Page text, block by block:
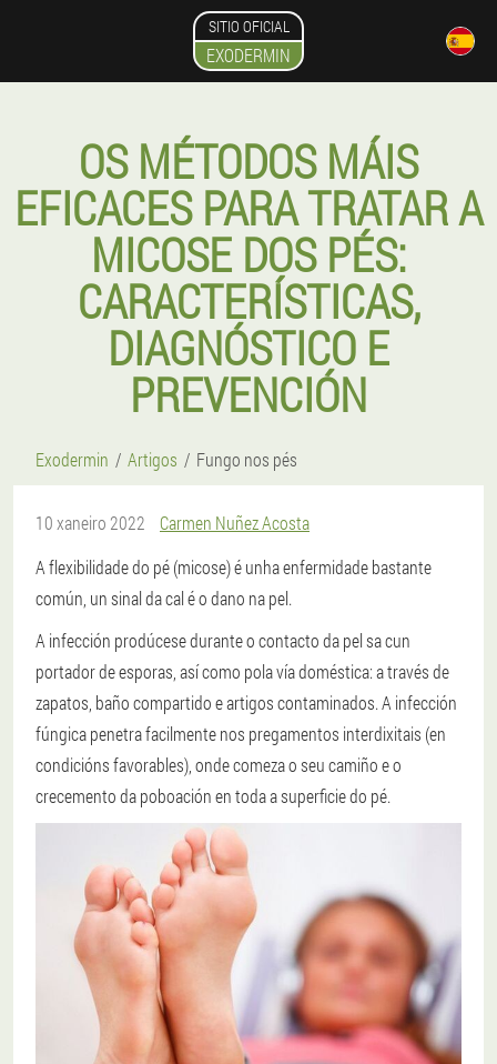
SITIO OFICIAL
EXODERMIN
OS MÉTODOS MÁIS
EFICACES PARA TRATAR A
MICOSE DOS PÉS:
CARACTERÍSTICAS,
DIAGNÓSTICO E
PREVENCIÓN
Exodermin Artigos Fungo nos pés
10 xaneiro 2022
Carmen Nuñez Acosta
A flexibilidade do pé (micose) é unha enfermidade bastante
común, un sinal da cal é o dano na pel.
A infección prodúcese durante o contacto da pel sa cun
portador de esporas, así como pola vía doméstica: a través de
zapatos, baño compartido e artigos contaminados. A infección
fúngica penetra facilmente nos pregamentos interdixitais (en
condicións favorables), onde comeza o seu camiño e o
crecemento da poboación en toda a superficie do pé.